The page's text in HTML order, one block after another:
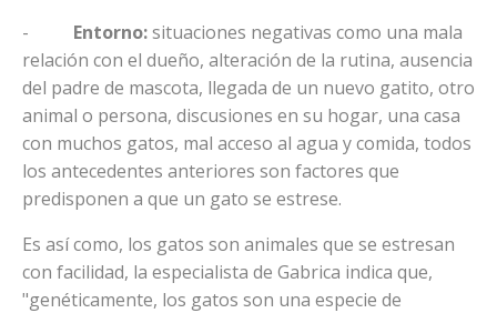
- Entorno:situaciones negativas como una mala
relación con el dueño, alteración de la rutina, ausencia
del padre de mascota, llegada de un nuevo gatito, otro
animal o persona, discusiones en su hogar, una casa
con muchos gatos, mal acceso al agua y comida, todos
los antecedentes anteriores son factores que
predisponen a que un gato se estrese.
Es así como, los gatos son animales que se estresan
con facilidad, la especialista de Gabrica indica que,
"genéticamente, los gatos son una especie de